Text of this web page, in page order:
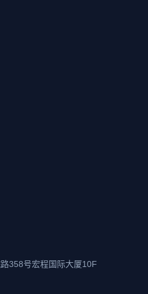
358号宏程国际大厦10F